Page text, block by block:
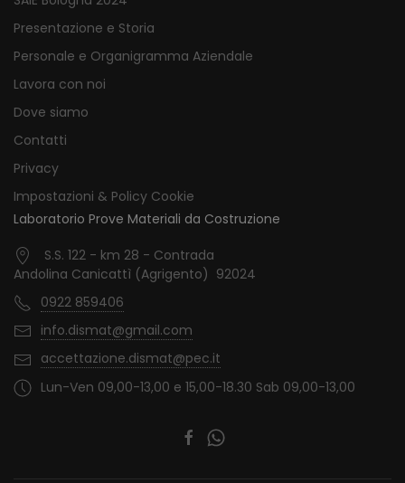
Presentazione e Storia
Personale e Organigramma Aziendale
Lavora con noi
Dove siamo
Contatti
Privacy
Impostazioni & Policy Cookie
Laboratorio Prove Materiali da Costruzione
S.S. 122 - km 28 - Contrada
Andolina Canicattì (Agrigento) 92024
0922 859406
info.dismat@gmail.com
accettazione.dismat@pec.it
Lun-Ven 09,00-13,00 e 15,00-18.30 Sab 09,00-13,00